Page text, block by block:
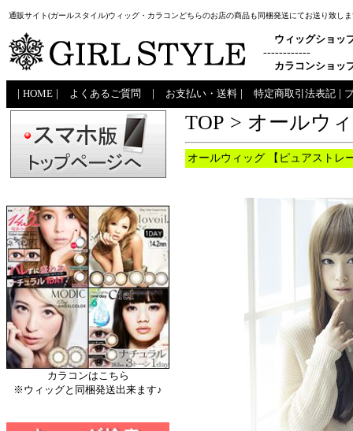
通販サイト(ガールスタイル)ウィッグ・カラコンどちらのお店の商品も同梱発送にてお送り致し
ウィッグショッ
------------
カラコンショッ
HOME よくあるご質問 お支払い・送料 特定商取引法表記
カラコンはこちら
※ウィッグと同梱発送出来ます♪
TOP > オールウ
オールウィッグ 【ピュアストレ